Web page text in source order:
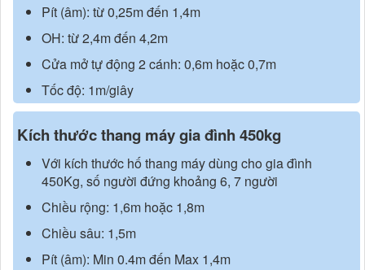
Pít (âm): từ 0,25m đến 1,4m
OH: từ 2,4m đến 4,2m
Cửa mở tự động 2 cánh: 0,6m hoặc 0,7m
Tốc độ: 1m/giây
Kích thước thang máy gia đình 450kg
Với kích thước hố thang máy dùng cho gia đình
450Kg, số người đứng khoảng 6, 7 người
Chiều rộng: 1,6m hoặc 1,8m
Chiều sâu: 1,5m
Pít (âm): Min 0.4m đến Max 1,4m